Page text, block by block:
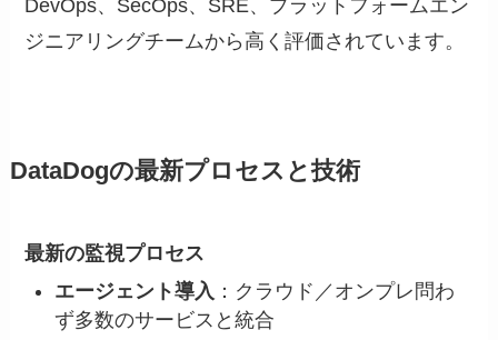
DevOps、SecOps、SRE、プラットフォームエン
ジニアリングチームから高く評価されています。
DataDogの最新プロセスと技術
最新の監視プロセス
エージェント導入 ：クラウド／オンプレ問わ
ず多数のサービスと統合